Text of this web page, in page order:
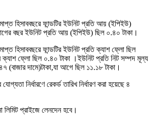
হিসাববছরে ফান্ডটির ইউনিট প্রতি আয় (ইপিইউ)
বছর ইউনিট প্রতি আয় (ইপিইউ) ছিল ০.৪০ টাকা।
হিসাববছরে ফান্ডটির ইউনিট প্রতি ক্যাশ ফ্লো ছিল
ফ্লো ছিল ০.৪০ টাকা ।ইউনিট প্রতি নিট সম্পদ মূল্য
দামে)টাকা,যা আগে ছিল ১১.১৮ টাকা।
নির্ধারণে রেকর্ড তারিখ নির্ধারণ করা হয়েছে ৪
লিমিট প্রাইজে লেনদেন হবে।